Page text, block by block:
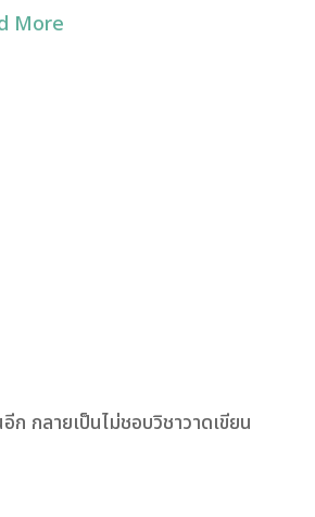
More
กลายเป็นไม่ชอบวิชาวาดเขียน